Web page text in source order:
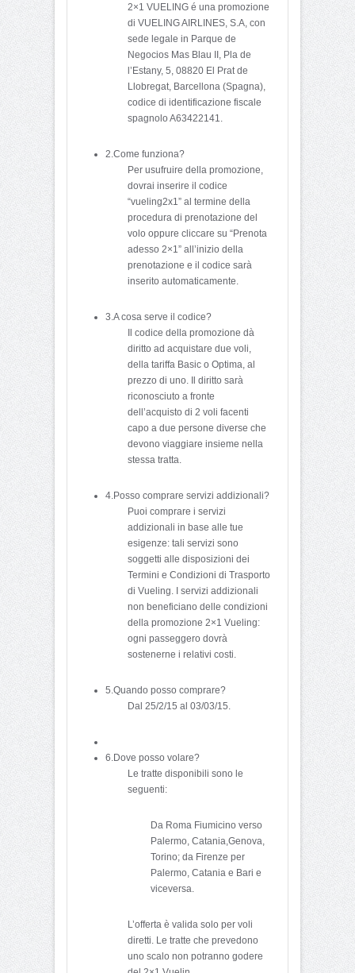
2×1 VUELING é una promozione
di VUELING AIRLINES, S.A, con
sede legale in Parque de
Negocios Mas Blau II, Pla de
l’Estany, 5, 08820 El Prat de
Llobregat, Barcellona (Spagna),
codice di identificazione fiscale
spagnolo A63422141.
2.Come funziona?
Per usufruire della promozione,
dovrai inserire il codice
“vueling2x1” al termine della
procedura di prenotazione del
volo oppure cliccare su “Prenota
adesso 2×1” all’inizio della
prenotazione e il codice sarà
inserito automaticamente.
3.A cosa serve il codice?
Il codice della promozione dà
diritto ad acquistare due voli,
della tariffa Basic o Optima, al
prezzo di uno. Il diritto sarà
riconosciuto a fronte
dell’acquisto di 2 voli facenti
capo a due persone diverse che
devono viaggiare insieme nella
stessa tratta.
4.Posso comprare servizi addizionali?
Puoi comprare i servizi
addizionali in base alle tue
esigenze: tali servizi sono
soggetti alle disposizioni dei
Termini e Condizioni di Trasporto
di Vueling. I servizi addizionali
non beneficiano delle condizioni
della promozione 2×1 Vueling:
ogni passeggero dovrà
sostenerne i relativi costi.
5.Quando posso comprare?
Dal 25/2/15 al 03/03/15.
6.Dove posso volare?
Le tratte disponibili sono le
seguenti:
Da Roma Fiumicino verso
Palermo, Catania,Genova,
Torino; da Firenze per
Palermo, Catania e Bari e
viceversa.
L’offerta è valida solo per voli
diretti. Le tratte che prevedono
uno scalo non potranno godere